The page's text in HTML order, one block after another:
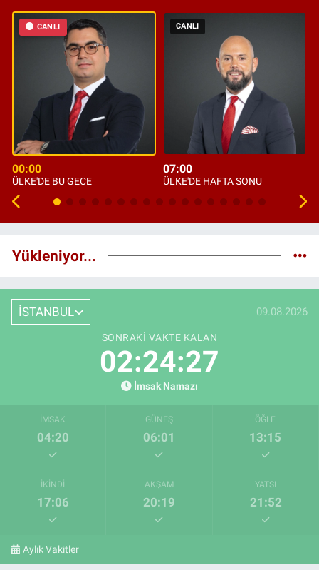
CANLI
00:00
ÜLKE'DE BU GECE
CANLI
07:00
ÜLKE'DE HAFTA SONU
Yükleniyor...
İSTANBUL 09.08.2026
SONRAKI VAKTE KALAN
02:24:26
İmsak Namazı
İMSAK
04:20
GÜNEŞ
06:01
ÖĞLE
13:15
İKINDI
17:06
AKŞAM
20:19
YATSI
21:52
Aylık Vakitler